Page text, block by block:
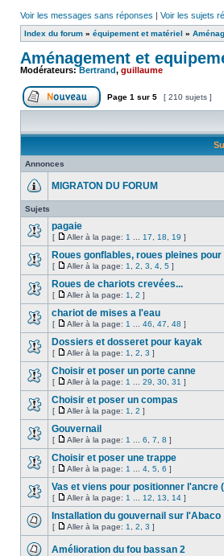
Voir les messages sans réponses | Voir les sujets
Index du forum » équipement et matériel »
Aménagement et
Modérateurs:Bertrand, guillaume
Page 1 sur 5 [ 210 sujets ]
Annonces
MIGRATON DU FORUM
Sujets
pagaie
[ Aller à la page: 1 17 18 19 ]
Roues gonflables, roues pleines
[ Aller à la page: 1 2 3 4 5 ]
Roues de chariots crevées...
[ Aller à la page: 1 2 ]
chariot de mises a l'eau
[ Aller à la page: 1 46 47 48 ]
Dossiers et dosseret pour kayak
[ Aller à la page: 1 2 3 ]
Choisir et poser un porte canne
[ Aller à la page: 1 29 30 31 ]
Choisir et poser un compas
[ Aller à la page: 1 2 ]
Gouvernail
[ Aller à la page: 1 6 7 8 ]
Choisir et poser une trappe
[ Aller à la page: 1 4 5 6 ]
Vas et viens pour positionner l'ancre
[ Aller à la page: 1 12 13 14 ]
Installation du gouvernail sur l'Abaco
[ Aller à la page: 1 2 3 ]
Amélioration du fou bassan 2